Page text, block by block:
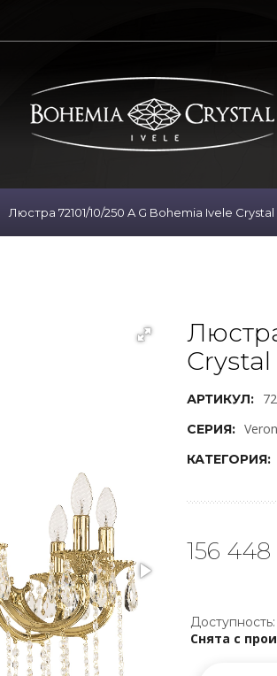
Люстра 72101/10/250 A G Bohemia Ivele Crystal
Crystal
АРТИКУЛ:
СЕРИЯ:
КАТЕГОРИЯ:
156
Доступность:
Снята с